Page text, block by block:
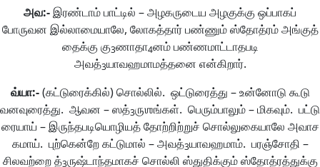
அவ:-இரண்டாம் பாட்டில் – அழகருடைய அழகுக்கு ஒப்பாகப்
போருவன இல்லாமையாலே, லோகத்தார் பண்ணும் ஸ்தோத்ரம் அங்குத்
தைக்கு கு3ணாதா4னம் பண்ணமாட்டாதபடி
அவத்3யாவஹமாமத்தனை என்கிறார்.
வ்யா:-(கட்டுரைக்கில்) சொல்லில். ஒட்டுரைத்து – உன்னோடு கூடு
வனவுரைத்து. ஆவன – ஸத்3ருஶங்கள். பெரும்பாலும் – மிகவும். பட்டு
ரையாய் – இருந்தபடியொழியத் தோற்றிற்றுச் சொல்லுகையாலே அவாச
கமாய். புற்கென்றே கட்டுமால் – அவத்3யாவஹமாம். பரஞ்சோதி –
சிலவற்றை த்3ருஷ்டாந்தமாகச் சொல்லி ஸ்துதிக்கும் ஸ்தோத்ரத்துக்கு